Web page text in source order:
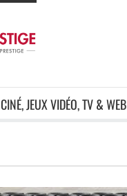
CINÉ, JEUX VIDÉO, TV & WEB